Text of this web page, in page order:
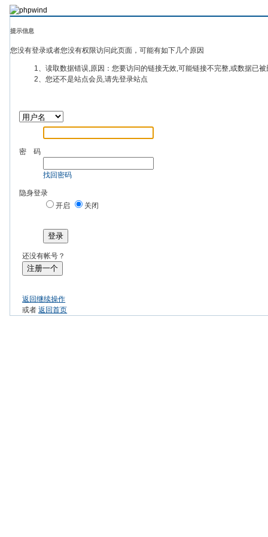
提示信息
您没有登录或者您没有权限访问此页面，可能有如下几个原因
1、读取数据错误,原因：您要访问的链接无效,可能链接不完整,或数据已
2、您还不是站点会员,请先登录站点
密 码
找回密码
隐身登录
开启
关闭
登录
还没有帐号？
注册一个
返回继续操作
或者返回首页